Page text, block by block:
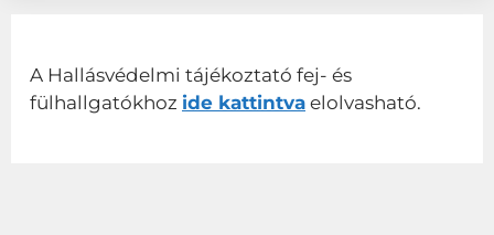
A Hallásvédelmi tájékoztató fej- és
fülhallgatókhoz ide kattintva elolvasható.